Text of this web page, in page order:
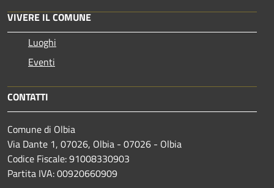
VIVERE IL COMUNE
Luoghi
Eventi
CONTATTI
Comune di Olbia
Via Dante 1, 07026, Olbia - 07026 - Olbia
Codice Fiscale: 91008330903
Partita IVA: 00920660909